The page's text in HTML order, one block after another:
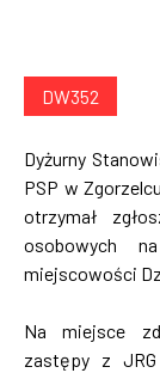
DW352
Dyżurny
PSP w
otrzymał
osobowych
miejscowości
Na miejsce
zastępy z